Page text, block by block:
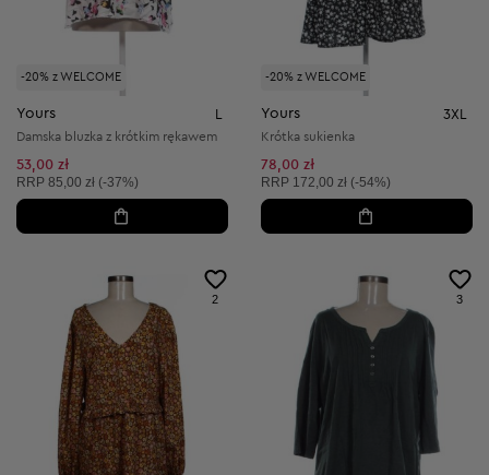
-20% z WELCOME
Yours
Damska bluzka z krótkim rękawem
53,00 zł
Cena sugerowana:
RRP 85,00 zł (-37%)
-20% z WELCOME
Yours 3XL
Krótka sukienka
78,00 zł
Cena sugerowana:
RRP 172,00 zł (-54%)
2 3